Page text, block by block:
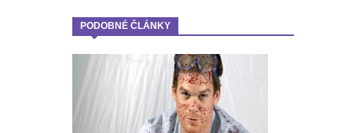
PODOBNÉ ČLÁNKY